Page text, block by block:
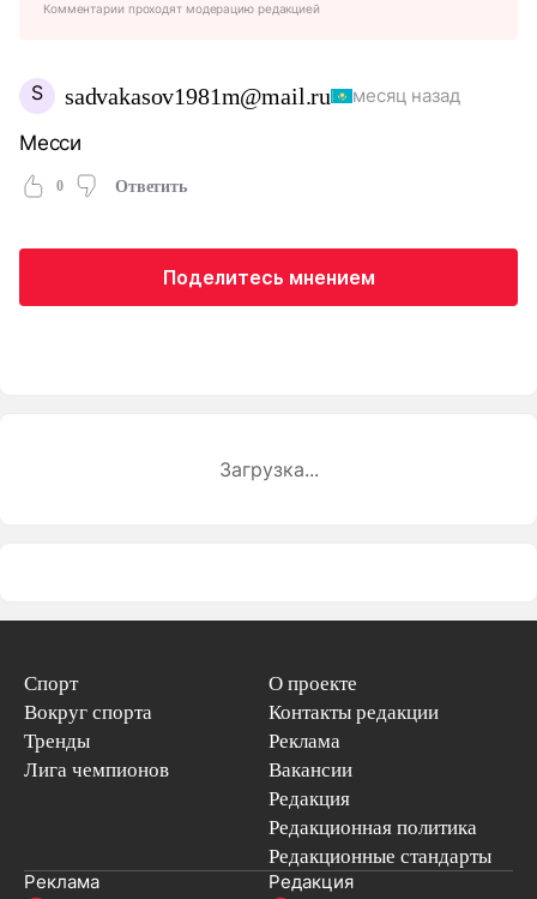
Комментарии проходят модерацию редакцией
S sadvakasov1981m@mail.ru месяц назад
Месси
0 Ответить
Поделитесь мнением
Загрузка...
Спорт
Вокруг спорта
Тренды
Лига чемпионов
О проекте
Контакты редакции
Реклама
Вакансии
Редакция
Редакционная политика
Редакционные стандарты
Реклама Редакция